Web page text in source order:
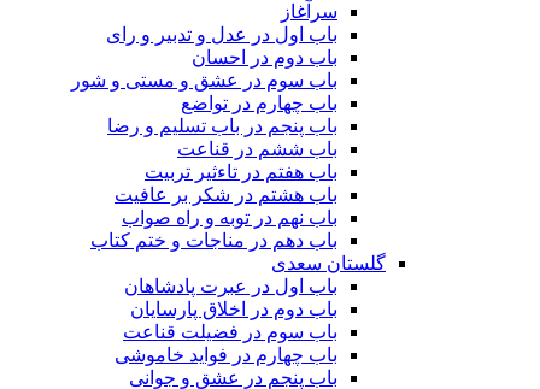
سرآغاز
باب اول در عدل و تدبیر و رای
باب دوم در احسان
باب سوم در عشق و مستی و شور
باب چهارم در تواضع
باب پنجم در باب تسلیم و رضا
باب ششم در قناعت
باب هفتم در تاءثیر تربیت
باب هشتم در شکر بر عافیت
باب نهم در توبه و راه صواب
باب دهم در مناجات و ختم کتاب
گلستان سعدی
باب اول در عبرت پادشاهان
باب دوم در اخلاق پارسایان
باب سوم در فضیلت قناعت
باب چهارم در فواید خاموشى
باب پنجم در عشق و جوانى